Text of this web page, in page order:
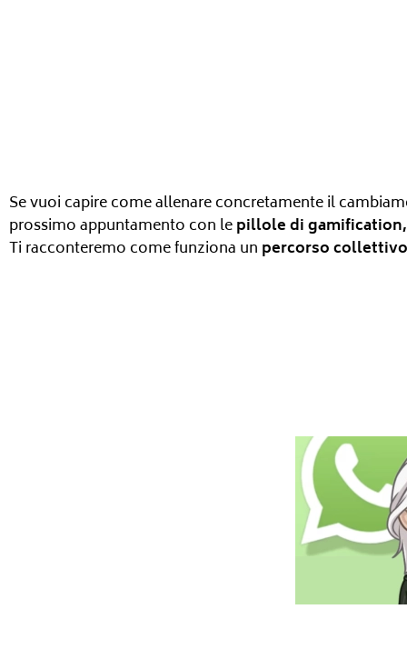
Se vuoi capire come allenare concretamente il
prossimo appuntamento con lepillole di
Ti racconteremo come funziona un percorso